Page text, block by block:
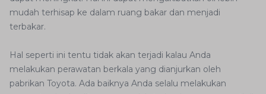
mudah terhisap ke dalam ruang bakar dan menjadi
terbakar.
Hal seperti ini tentu tidak akan terjadi kalau Anda
melakukan perawatan berkala yang dianjurkan oleh
pabrikan Toyota. Ada baiknya Anda selalu melakukan